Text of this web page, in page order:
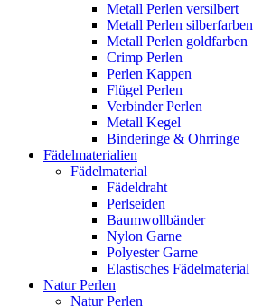
Metall Perlen versilbert
Metall Perlen silberfarben
Metall Perlen goldfarben
Crimp Perlen
Perlen Kappen
Flügel Perlen
Verbinder Perlen
Metall Kegel
Binderinge & Ohrringe
Fädelmaterialien
Fädelmaterial
Fädeldraht
Perlseiden
Baumwollbänder
Nylon Garne
Polyester Garne
Elastisches Fädelmaterial
Natur Perlen
Natur Perlen